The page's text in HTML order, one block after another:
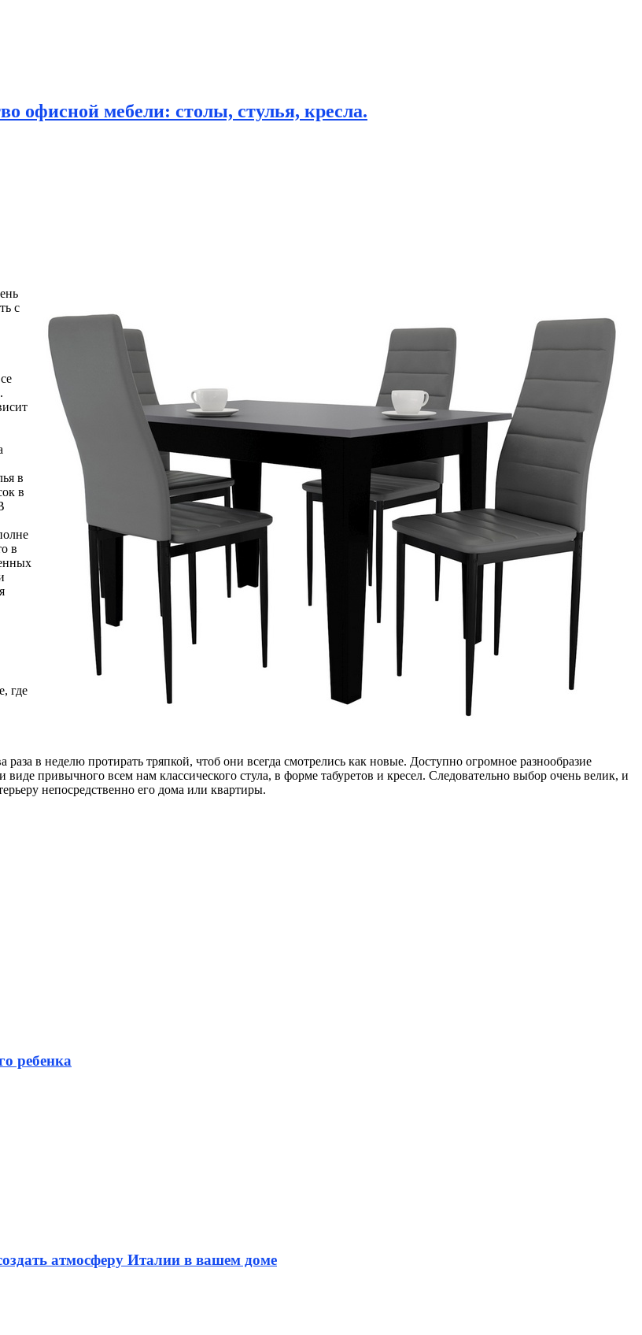
офисной мебели: столы, стулья, кресла.
с
в
в
в
где
в неделю протирать тряпкой, чтоб они всегда смотрелись как новые. Доступно огромное разнообразие
привычного всем нам классического стула, в форме табуретов и кресел. Следовательно выбор очень велик, и
непосредственно его дома или квартиры.
ребенка
атмосферу Италии в вашем доме